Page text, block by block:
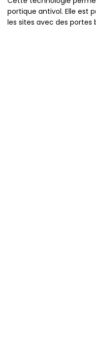
portique antivol. Elle est
les sites avec des portes